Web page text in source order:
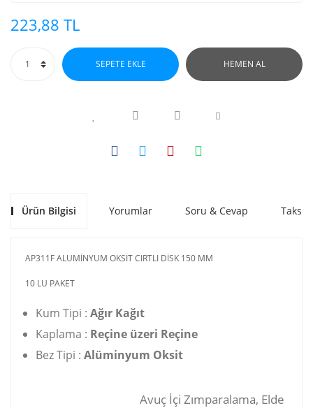
223,88 TL
SEPETE EKLE HEMEN AL
Ürün Bilgisi Yorumlar Soru & Cevap Taksit
AP311F ALUMİNYUM OKSİT CIRTLI DİSK 150 MM
10 LU PAKET
Kum Tipi : Ağır Kağıt
Kaplama : Reçine üzeri Reçine
Bez Tipi : Alüminyum Oksit
Avuç İçi Zımparalama, Elde